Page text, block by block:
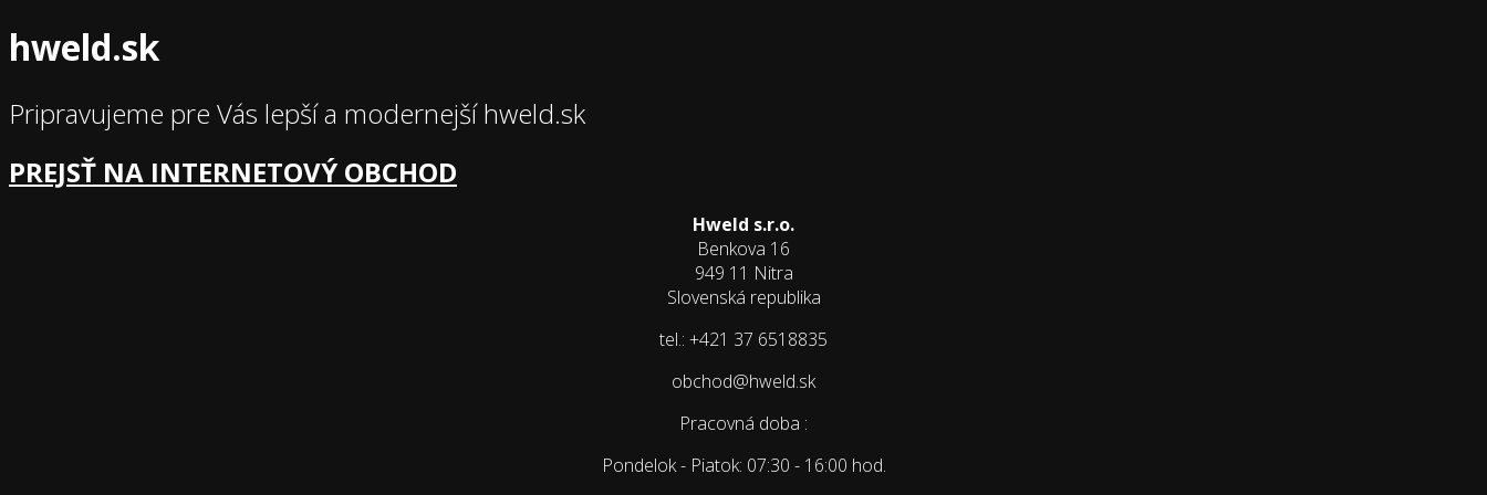
hweld.sk
Pripravujeme pre Vás lepší a modernejší hweld.sk
PREJSŤ NA INTERNETOVÝ OBCHOD
Hweld s.r.o.
Benkova 16
949 11 Nitra
Slovenská republika
tel.: +421 37 6518835
obchod@hweld.sk
Pracovná doba :
Pondelok - Piatok: 07:30 - 16:00 hod.